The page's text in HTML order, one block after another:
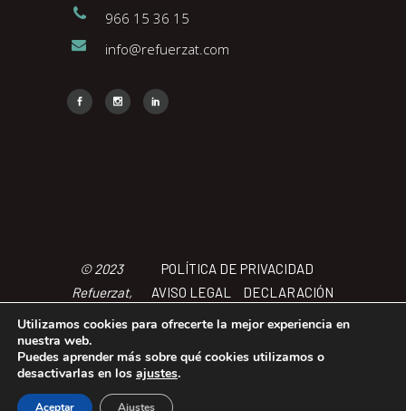
966 15 36 15
info@refuerzat.com
© 2023
Refuerzat,
Todos los
derechos
reservados
POLÍTICA DE PRIVACIDAD
AVISO LEGAL
DECLARACIÓN
DE ACCCESIBILIDAD
POLÍTICA
CONDICIONES
Utilizamos cookies para ofrecerte la mejor experiencia en
nuestra web.
Puedes aprender más sobre qué cookies utilizamos o
desactivarlas en los ajustes.
Aceptar Ajustes